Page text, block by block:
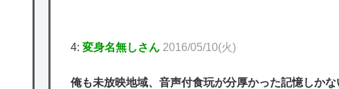
4: 変身名無しさん 2016/05/10(火)
俺も未放映地域、音声付食玩が分厚かった記憶しかな